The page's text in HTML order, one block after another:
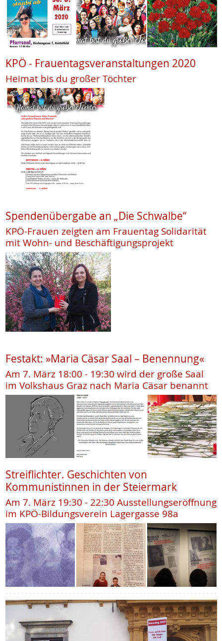
KPÖ - Frauentagsveranstaltungen 2020
Heimat bis du großer Töchter
Spendenübergabe an „Die Schwalbe“
KPÖ-Frauen zeigten am Frauentag Solidarität
mit Wohn- und Beschäftigungsprojekt
Festakt: »Maria Cäsar Saal – Benennung«
Am 7. März 18:00 - 19:30 wird der große Saal
im Volkshaus Graz nach Maria Cäsar benannt
Streiflichter. Geschichten von
Kommunistinnen in der Steiermark
Am 7. März 19:30 - 22:30 Ausstellungseröffnung
im KPÖ-Bildungsverein Lagergasse 98a